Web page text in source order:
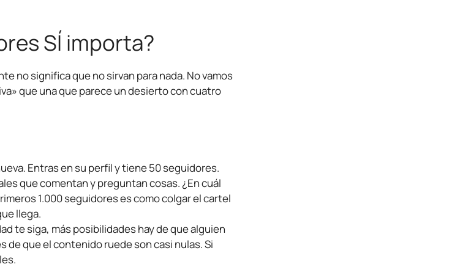
SÍ importa?
no significa que no sirvan para nada. No vamos
que una que parece un desierto con cuatro
Entras en su perfil y tiene 50 seguidores.
que comentan y preguntan cosas. ¿En cuál
1.000 seguidores es como colgar el cartel
llega.
te siga, más posibilidades hay de que alguien
que el contenido ruede son casi nulas. Si